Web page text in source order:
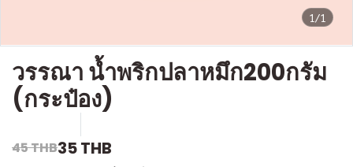
1/1
วรรณา น้ำพริกปลาหมึก200กรัม
(กระป๋อง)
45 THB35 THB